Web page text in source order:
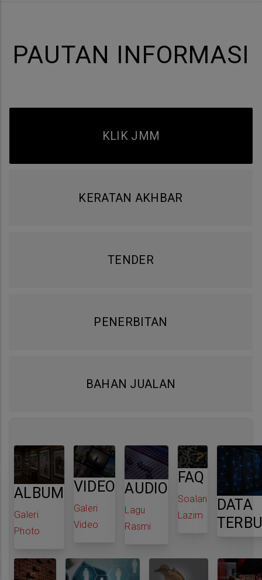
PAUTAN INFORMASI
KLIK JMM
KERATAN AKHBAR
TENDER
PENERBITAN
BAHAN JUALAN
ALBUM
Galeri
Photo
VIDEO
Galeri
Video
AUDIO
Lagu
Rasmi
FAQ
Soalan
Lazim
DATA